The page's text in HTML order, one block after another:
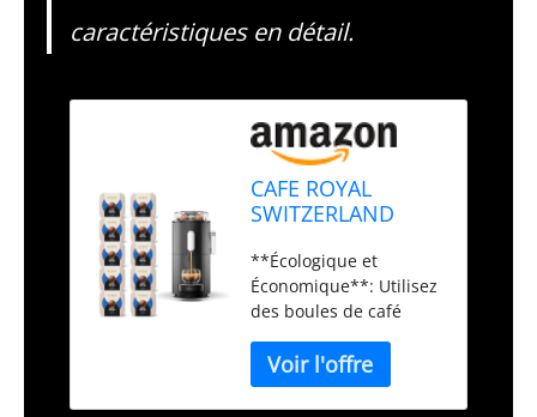
caractéristiques en détail.
CAFE ROYAL
SWITZERLAND
Machine à Café
CoffeeB Globe
Noir 1.3L avec 90
Coffee Balls Lungo
- 100%
Compostables
**Écologique et
Économique**: Utilisez
des boules de café
pour une démarche
éco-responsable.
Consommez moins